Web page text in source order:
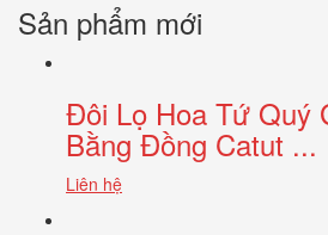
Sản phẩm mới
Đôi Lọ Hoa Tứ Quý
Bằng Đồng Catut ...
Liên hệ